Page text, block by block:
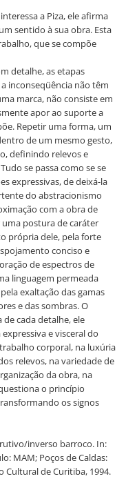
a Piza, ele afirma
sentido à sua obra. Esta
que se compõe
detalhe, as etapas
inconseqüência não têm
marca, não consiste em
apor ao suporte a
Repetir uma forma, um
de um mesmo gesto,
definindo relevos e
se passa como se se
expressivas, de deixá-la
do abstracionismo
com a obra de
postura de caráter
própria dele, pela forte
conciso e
de espectros de
linguagem permeada
exaltação das gamas
e das sombras. O
cada detalhe, ele
e visceral do
corporal, na luxúria
relevos, na variedade de
da obra, na
o princípio
os signos
inverso barroco. In:
MAM; Poços de Caldas:
Cultural de Curitiba, 1994.